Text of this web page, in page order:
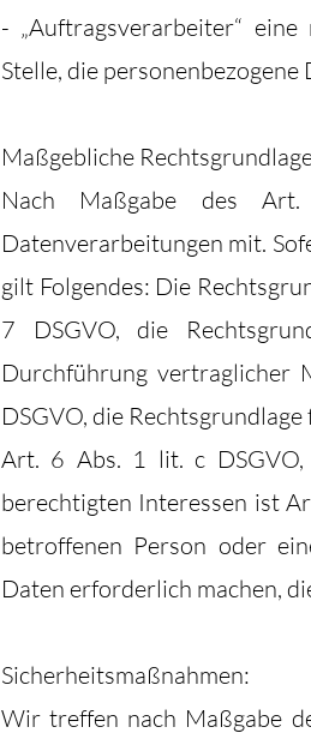
- „Auftragsverarbeiter“
Stelle, die
Maßgebliche
Nach Maßgabe des
Datenverarbeitungen mit.
gilt Folgendes: Die
7 DSGVO, die
Durchführung vertraglicher
DSGVO, die
Art. 6 Abs. 1 lit. c DSGVO,
berechtigten Interessen ist
betroffenen Person oder
Daten erforderlich machen,
Sicherheitsmaßnahmen:
Wir treffen nach Maßgabe